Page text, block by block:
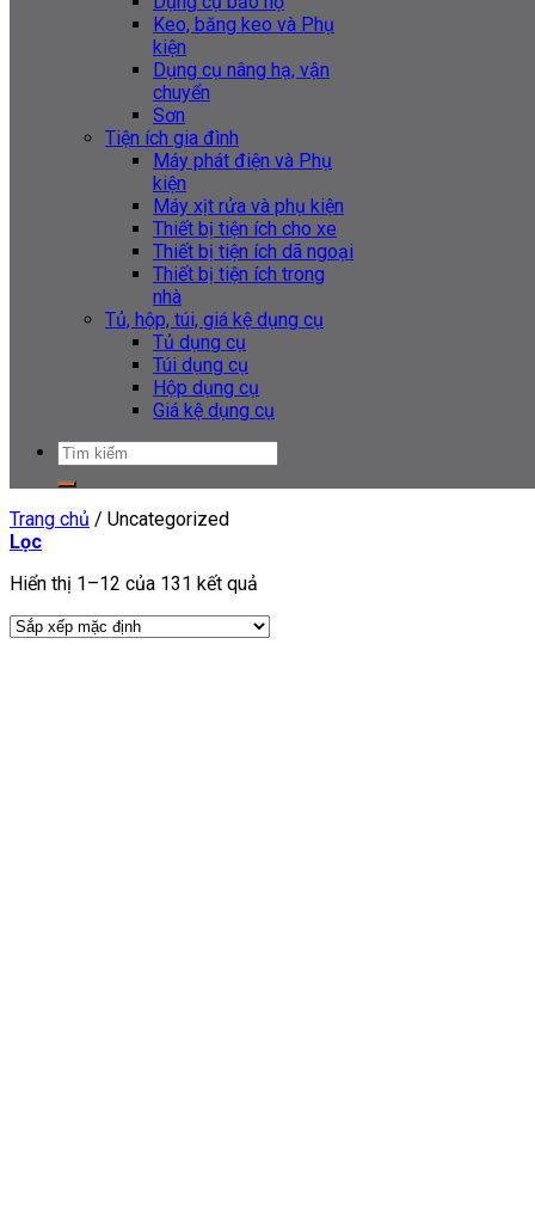
Keo, băng keo và Phụ
kiện
Dụng cụ nâng hạ, vận
chuyển
Sơn
Tiện ích gia đình
Máy phát điện và Phụ
kiện
Máy xịt rửa và phụ kiện
Thiết bị tiện ích cho xe
Thiết bị tiện ích dã ngoại
Thiết bị tiện ích trong
nhà
Tủ, hộp, túi, giá kệ dụng cụ
Tủ dụng cụ
Túi dụng cụ
Hộp dụng cụ
Giá kệ dụng cụ
Tìm
Trang chủ / Uncategorized
Lọc
Hiển thị 1–12 của 131 kết quả